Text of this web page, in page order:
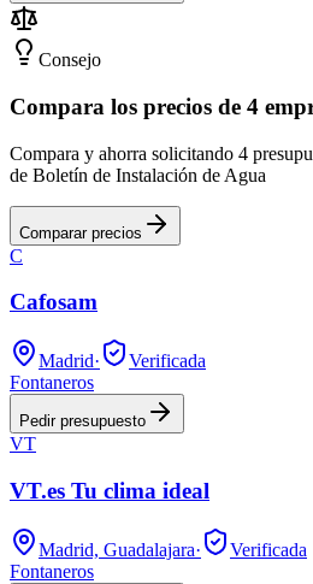
Consejo
Compara los precios de 4
Compara y ahorra solicitando 4
de Boletín de Instalación de Agua
Comparar precios
C
Cafosam
Madrid·
Verificada
Fontaneros
Pedir presupuesto
VT
VT.es Tu clima ideal
Madrid, Guadalajara·
Verificada
Fontaneros